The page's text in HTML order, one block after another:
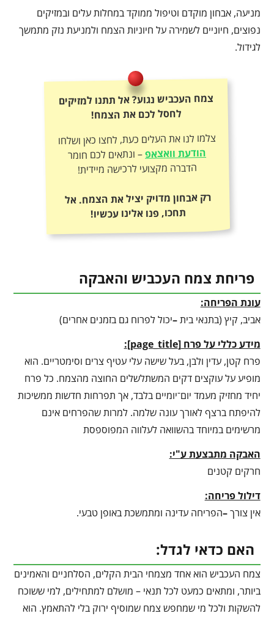
מניעה, אבחון מוקדם וטיפול ממוקד במחלות עלים ובמזיקים
נפוצים, חיוניים לשמירה על חיוניות הצמח ולמניעת נזק מתמשך
לגידול.
צמח העכביש נגוע? אל תתנו למזיקים
לחסל לכם את הצמח!
צלמו לנו את העלים כעת, לחצו כאן ושלחו
הודעת וואצאפ– ונתאים לכם חומר
הדברה מקצועי לרכישה מיידית!
רק אבחון מדויק יציל את הצמח. אל
תחכו, פנו אלינו עכשיו!
פריחת צמח העכביש והאבקה
עונת הפריחה:
אביב, קיץ (בתנאי בית–יכול לפרוח גם בזמנים אחרים)
מידע כללי על פרח[
page_title
]
:
פרח קטן, עדין ולבן, בעל שישה עלי עטיף צרים וסימטריים. הוא
מופיע על עוקצים דקים המשתלשלים החוצה מהצמח. כל פרח
יחיד מחזיק מעמד יום־יומיים בלבד, אך תפרחות חדשות ממשיכות
להיפתח ברצף לאורך עונה שלמה. למרות שהפרחים אינם
מרשימים במיוחד בהשוואה לעלווה המפוספסת
האבקה מתבצעת ע"י:
חרקים קטנים
דילול פריחה:
אין צורך–הפריחה עדינה ומתמשכת באופן טבעי.
האם כדאי לגדל:
צמח העכביש הוא אחד מצמחי הבית הקלים, הסלחניים והאמינים
ביותר, ומתאים כמעט לכל תנאי – מושלם למתחילים, למי ששוכח
להשקות ולכל מי שמחפש צמח שמוסיף ירוק בלי להתאמץ. הוא